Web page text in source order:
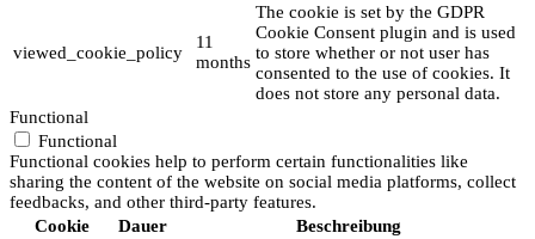
viewed_cookie_policy
11
months
The cookie is set by the GDPR
Cookie Consent plugin and is used
to store whether or not user has
consented to the use of cookies. It
does not store any personal data.
Functional
Functional
Functional cookies help to perform certain functionalities like
sharing the content of the website on social media platforms, collect
feedbacks, and other third-party features.
Cookie
Dauer Beschreibung